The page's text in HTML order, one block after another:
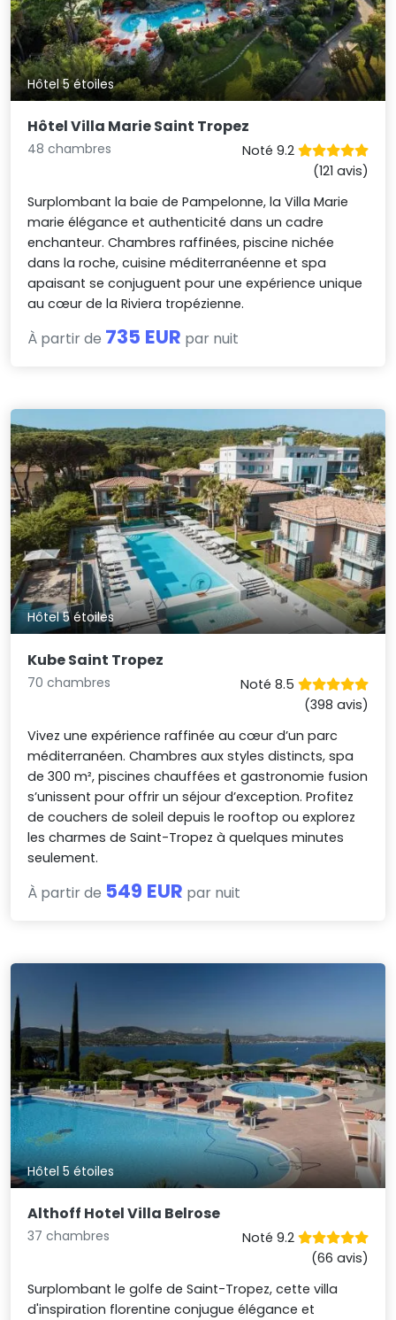
Hôtel 5 étoiles
Hôtel Villa Marie Saint Tropez
48 chambres
Noté 9.2
(121 avis)
Surplombant la baie de Pampelonne, la Villa Marie
marie élégance et authenticité dans un cadre
enchanteur. Chambres raffinées, piscine nichée
dans la roche, cuisine méditerranéenne et spa
apaisant se conjuguent pour une expérience unique
au cœur de la Riviera tropézienne.
À partir de 735 EUR par nuit
Hôtel 5 étoiles
Kube Saint Tropez
70 chambres
Noté 8.5
(398 avis)
Vivez une expérience raffinée au cœur d’un parc
méditerranéen. Chambres aux styles distincts, spa
de 300 m², piscines chauffées et gastronomie fusion
s’unissent pour offrir un séjour d’exception. Profitez
de couchers de soleil depuis le rooftop ou explorez
les charmes de Saint-Tropez à quelques minutes
seulement.
À partir de 549 EUR par nuit
Hôtel 5 étoiles
Althoff Hotel Villa Belrose
37 chambres
Noté 9.2
(66 avis)
Surplombant le golfe de Saint-Tropez, cette villa
d'inspiration florentine conjugue élégance et